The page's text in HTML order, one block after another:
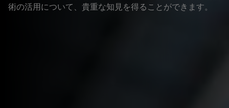
術の活用について、貴重な知見を得ることができます。